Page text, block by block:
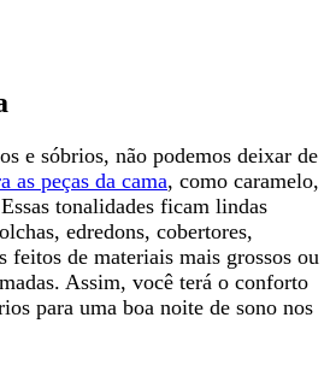
e sóbrios, não podemos deixar de
as peças da cama, como caramelo,
tonalidades ficam lindas
edredons, cobertores,
feitos de materiais mais grossos ou
Assim, você terá o conforto
para uma boa noite de sono nos